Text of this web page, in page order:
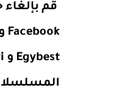
قم بإلغاء